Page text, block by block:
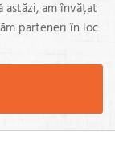
astăzi, am învățat
parteneri în loc